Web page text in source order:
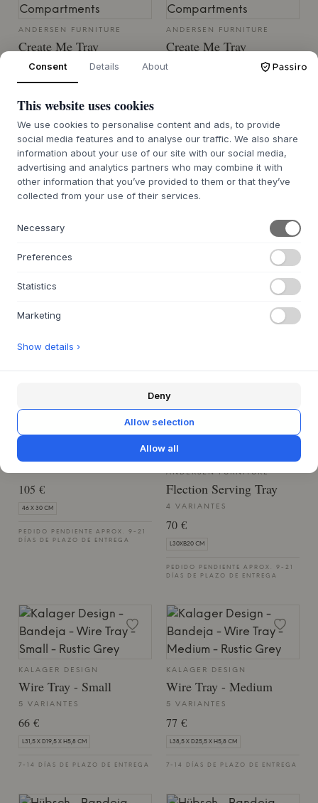
ANDERSEN FURNITURE
Create Me Tray
BOX MEDIUM OAK 2
PEDIDO PENDIENTE APROX. 9-21
ANDERSEN FURNITURE
Create Me Tray
BOX MEDIUM OAK 4
PEDIDO PENDIENTE APROX. 9-21
DÍAS DE PLAZO DE ENTREGA
Serving Tray Oak
60,11 €
DÍAS DE PLAZO DE ENTREGA
ANDERSEN FURNITURE
105 €
46 X 30 CM
PEDIDO PENDIENTE APROX. 9-21
DÍAS DE PLAZO DE ENTREGA
ANDERSEN FURNITURE
Flection Serving Tray
4 VARIANTES
70 €
L30XB20 CM
PEDIDO PENDIENTE APROX. 9-21
DÍAS DE PLAZO DE ENTREGA
KALAGER DESIGN
Wire Tray - Small
5 VARIANTES
66 €
L31,5 X D19,5 X H5,8 CM
7-14 DÍAS DE PLAZO DE ENTREGA
KALAGER DESIGN
Wire Tray - Medium
5 VARIANTES
77 €
L38,5 X D25,5 X H5,8 CM
7-14 DÍAS DE PLAZO DE ENTREGA
Consent Details About
This website uses cookies
We use cookies to personalise content and ads, to provide
social media features and to analyse our traffic. We also share
information about your use of our site with our social media,
advertising and analytics partners who may combine it with
other information that you’ve provided to them or that they’ve
collected from your use of their services.
Necessary
Preferences
Statistics
Marketing
Show details ›
Deny
Allow selection
Allow all